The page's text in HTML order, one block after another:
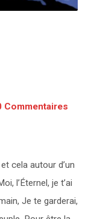
Commentaires
cela autour d’un
l’Éternel, je t’ai
Je te garderai,